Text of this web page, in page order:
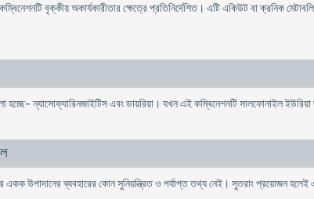
বৃক্কীয় অকার্যকারীতার ক্ষেত্রে প্রতিনির্দেশিত। এটি একিউট বা ক্রনিক
ন্যাসোফ্যারিনজাইটিস এবং ডায়রিয়া। যখন এই কম্বিনেশনটি সালফোনাইল ইউরিয়া
উপাদানের ব্যবহারের কোন সুনিয়ন্ত্রিত ও পর্যাপ্ত তথ্য নেই। সুতরাং প্রয়োজন হলেই